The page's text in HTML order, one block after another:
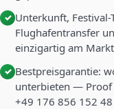
✓ Unterkunft,
Flughafentransfer
einzigartig am Markt
✓ Bestpreisgarantie:
unterbieten — Proof
+49 176 856 152 48